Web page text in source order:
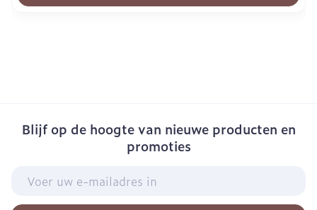
Blijf op de hoogte van nieuwe producten en
promoties